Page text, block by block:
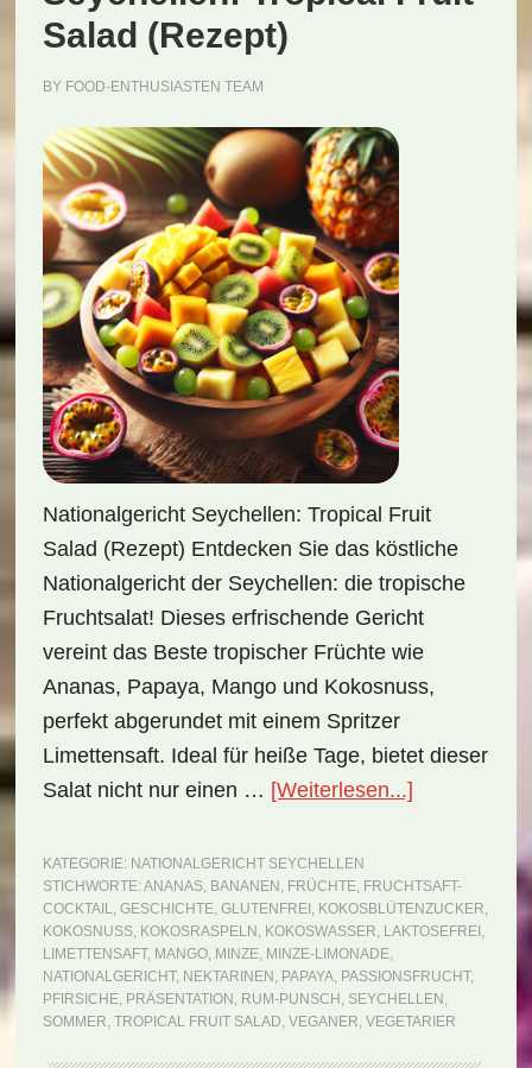
Salad (Rezept)
BY FOOD-ENTHUSIASTEN TEAM
Nationalgericht Seychellen: Tropical Fruit
Salad (Rezept) Entdecken Sie das köstliche
Nationalgericht der Seychellen: die tropische
Fruchtsalat! Dieses erfrischende Gericht
vereint das Beste tropischer Früchte wie
Ananas, Papaya, Mango und Kokosnuss,
perfekt abgerundet mit einem Spritzer
Limettensaft. Ideal für heiße Tage, bietet dieser
Salat nicht nur einen … [Weiterlesen...]
Fruit
Salad
KATEGORIE: NATIONALGERICHT SEYCHELLEN
STICHWORTE: ANANAS, BANANEN , FRÜCHTE, FRUCHTSAFT-
COCKTAIL, GESCHICHTE, GLUTENFREI , KOKOSBLÜTENZUCKER,
KOKOSNUSS, KOKOSRASPELN , KOKOSWASSER, LAKTOSEFREI ,
LIMETTENSAFT, MANGO, MINZE, MINZE-LIMONADE,
NATIONALGERICHT, NEKTARINEN , PAPAYA, PASSIONSFRUCHT,
PFIRSICHE, PRÄSENTATION , RUM-PUNSCH , SEYCHELLEN ,
SOMMER, TROPICAL FRUIT SALAD, VEGANER, VEGETARIER